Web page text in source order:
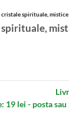
cristale spirituale,
19 lei - posta